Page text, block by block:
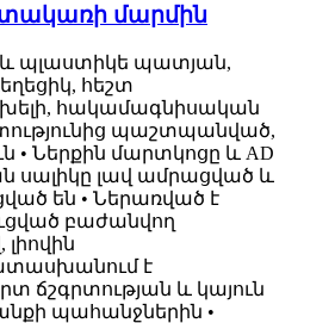
տակառի մարմին
պլաստիկե պատյան,
հեշտ
հակամագնիսական
պաշտպանված,
• Ներքին մարտկոցը և AD
սալիկը լավ ամրացված և
են • Ներառված է
բաժանվող
լիովին
է
ճշգրտության և կայուն
պահանջներին •